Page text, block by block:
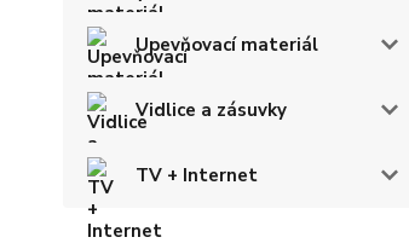
Upevňovací materiál
Vidlice a zásuvky
TV + Internet